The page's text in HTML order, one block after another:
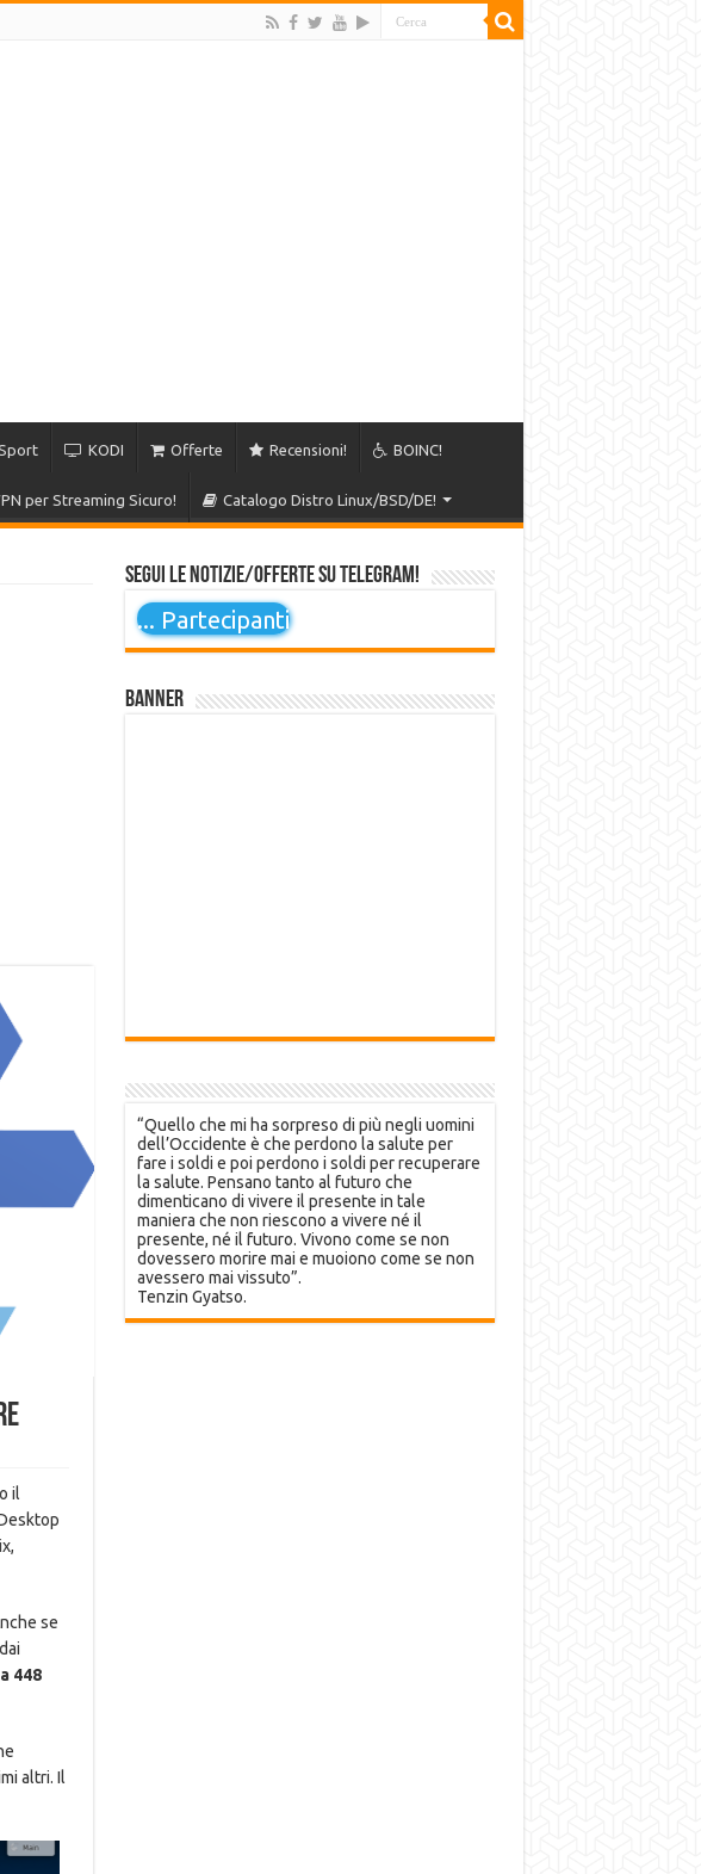
KODI Offerte Recensioni! BOINC!
per Streaming Sicuro! Catalogo Distro Linux/BSD/DE!
il
se
448
altri. Il
Segui le notizie/offerte su Telegram!
... Partecipanti
Banner
“Quello che mi ha sorpreso di più negli uomini
dell’Occidente è che perdono la salute per
fare i soldi e poi perdono i soldi per recuperare
la salute. Pensano tanto al futuro che
dimenticano di vivere il presente in tale
maniera che non riescono a vivere né il
presente, né il futuro. Vivono come se non
dovessero morire mai e muoiono come se non
avessero mai vissuto”.
Tenzin Gyatso.